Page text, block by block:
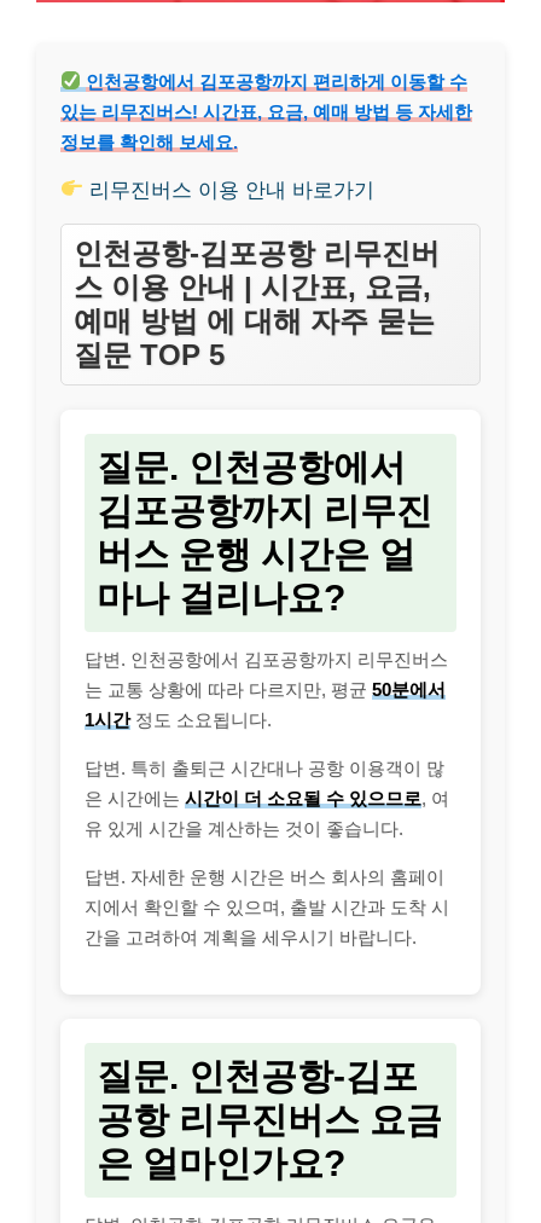
인천공항에서 김포공항까지 편리하게 이동할 수
있는 리무진버스! 시간표, 요금, 예매 방법 등 자세한
정보를 확인해 보세요.
리무진버스 이용 안내 바로가기
인천공항-김포공항 리무진버
스 이용 안내 | 시간표, 요금,
예매 방법 에 대해 자주 묻는
질문 TOP 5
질문. 인천공항에서
김포공항까지 리무진
버스 운행 시간은 얼
마나 걸리나요?
답변. 인천공항에서 김포공항까지 리무진버스
는 교통 상황에 따라 다르지만, 평균 50분에서
1시간정도 소요됩니다.
답변. 특히 출퇴근 시간대나 공항 이용객이 많
은 시간에는 시간이 더 소요될 수 있으므로, 여
유 있게 시간을 계산하는 것이 좋습니다.
답변. 자세한 운행 시간은 버스 회사의 홈페이
지에서 확인할 수 있으며, 출발 시간과 도착 시
간을 고려하여 계획을 세우시기 바랍니다.
질문. 인천공항-김포
공항 리무진버스 요금
은 얼마인가요?